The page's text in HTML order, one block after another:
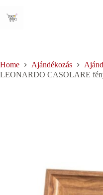
content
Home Ajándékozás
LEONARDO CASOLARE